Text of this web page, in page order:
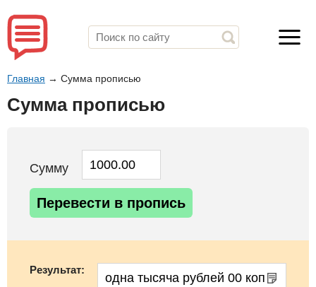
Главная → Сумма прописью
Сумма прописью
Сумму
Перевести в пропись
Результат: